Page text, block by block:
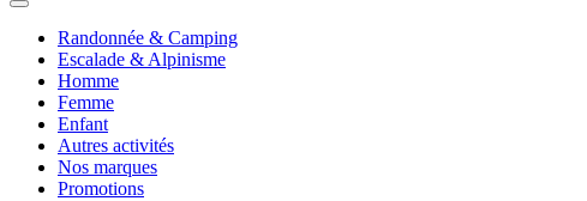
Randonnée & Camping
Escalade & Alpinisme
Homme
Femme
Enfant
Autres activités
Nos marques
Promotions